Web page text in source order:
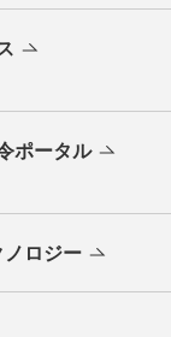
ポータル
ロジー